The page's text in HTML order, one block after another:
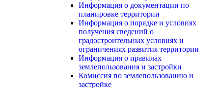
Информация о документации по
планировке территории
Информация о порядке и условиях
получения сведений о
градостроительных условиях и
ограничениях развития территории
Информация о правилах
землепользования и застройки
Комиссия по землепользованию и
застройке